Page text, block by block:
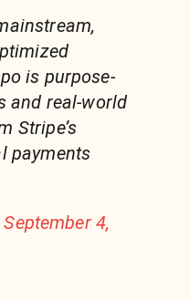
is purpose-
and real-world
Stripe’s
payments
September 4,